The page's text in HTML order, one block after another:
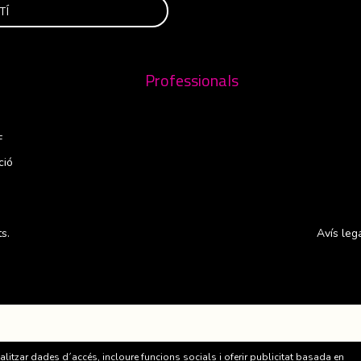
Professionals
Avís
dades d´accés, incloure funcions socials i oferir publicitat basada en